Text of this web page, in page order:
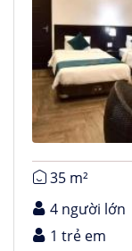
35 m²
4 người lớn
1 trẻ em